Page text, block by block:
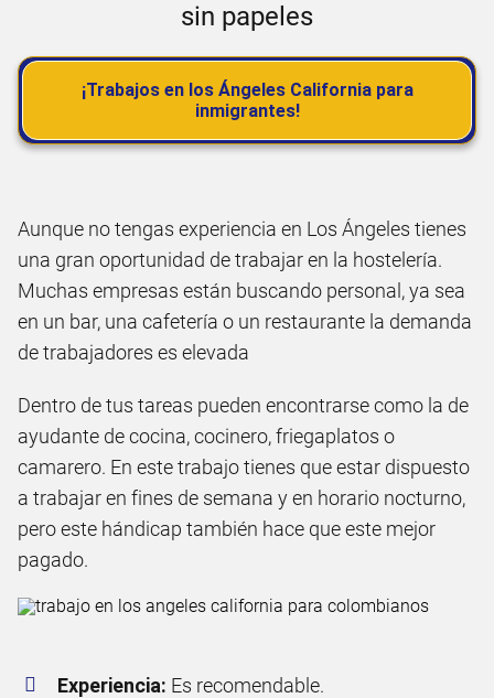
sin papeles
¡Trabajos en los Ángeles California para
inmigrantes!
Aunque no tengas experiencia en Los Ángeles tienes
una gran oportunidad de trabajar en la hostelería.
Muchas empresas están buscando personal, ya sea
en un bar, una cafetería o un restaurante la demanda
de trabajadores es elevada
Dentro de tus tareas pueden encontrarse como la de
ayudante de cocina, cocinero, friegaplatos o
camarero. En este trabajo tienes que estar dispuesto
a trabajar en fines de semana y en horario nocturno,
pero este hándicap también hace que este mejor
pagado.
Experiencia: Es recomendable.